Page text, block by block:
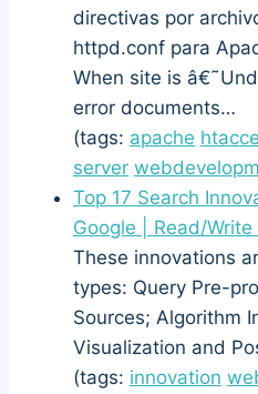
directivas por
httpd.conf para
When site is
error documents…
(tags: apache
server
Top 17 Search
Google | Read/Write
These innovations
types: Query Pre-
Sources; Algorithm
Visualization and
(tags: innovation